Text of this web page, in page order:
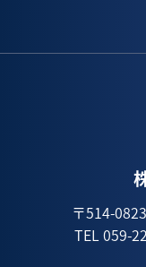
〒514-
TEL 059-